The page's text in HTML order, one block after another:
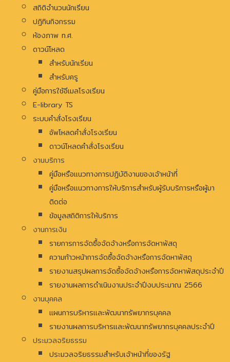
สถิติจำนวนนักเรียน
ปฏิทินกิจกรรม
ห้องภาพ ท.ศ.
ดาวน์โหลด
สำหรับนักเรียน
สำหรับครู
คู่มือการใช้อีเมลโรงเรียน
E-library TS
ระบบคำสั่งโรงเรียน
อัพโหลดคำสั่งโรงเรียน
ดาวน์โหลดคำสั่งโรงเรียน
งานบริการ
คู่มือหรือแนวทางการปฏิบัติงานของเจ้าหน้าที่
คู่มือหรือแนวทางการให้บริการสำหรับผู้รับบริการหรือผู้มา
ติดต่อ
ข้อมูลสถิติการให้บริการ
งานการเงิน
รายการการจัดซื้อจัดจ้างหรือการจัดหาพัสดุ
ความก้าวหน้าการจัดซื้อจัดจ้างหรือการจัดหาพัสดุ
รายงานสรุปผลการจัดซื้อจัดจ้างหรือการจัดหาพัสดุประจำปี
รายงานผลการดำเนินงานประจำปีงบประมาณ 2566
งานบุคคล
แผนการบริหารและพัฒนาทรัพยากรบุคคล
รายงานผลการบริหารและพัฒนาทรัพยากรบุคคลประจำปี
ประมวลจริยธรรม
ประมวลจริยธรรมสำหรับเจ้าหน้าที่ของรัฐ